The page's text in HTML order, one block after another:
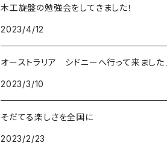
木工旋盤の勉強会をしてきました！
2023/4/12
オーストラリア シドニーへ行って来まし
2023/3/10
そだてる楽しさを全国に
2023/2/23